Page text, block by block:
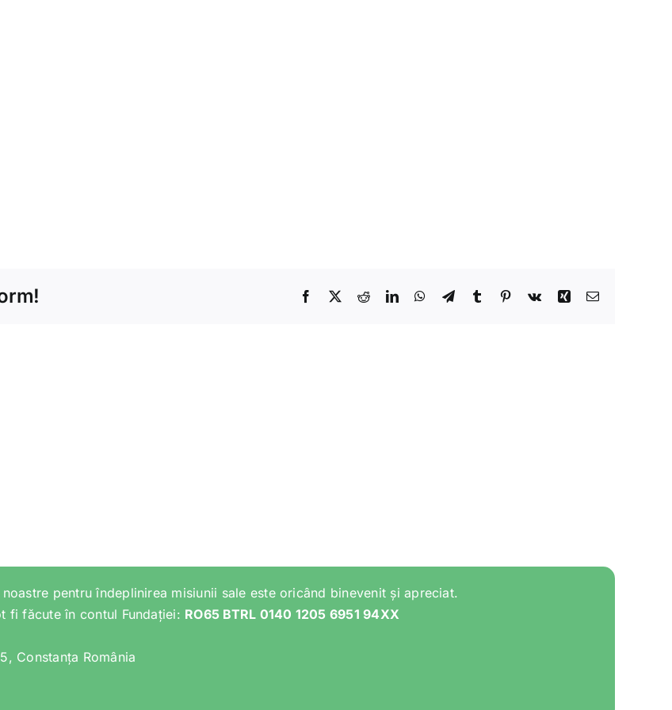
Facebook
X RedditLinkedInWhatsApp
TelegramTumblr Pinterest
Vk Xing Email
pentru îndeplinirea misiunii sale este oricând binevenit și apreciat.
fi făcute în contul Fundației: RO65 BTRL 0140 1205 6951 94XX
Constanța România